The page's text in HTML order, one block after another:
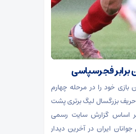
برابر فجرسپاسی
بازی خود را در مرحله چهارم
حریف بزرگسال لیگ برتری پشت
اساس گزارش سایت رسمی
ایران در آخرین دیدار